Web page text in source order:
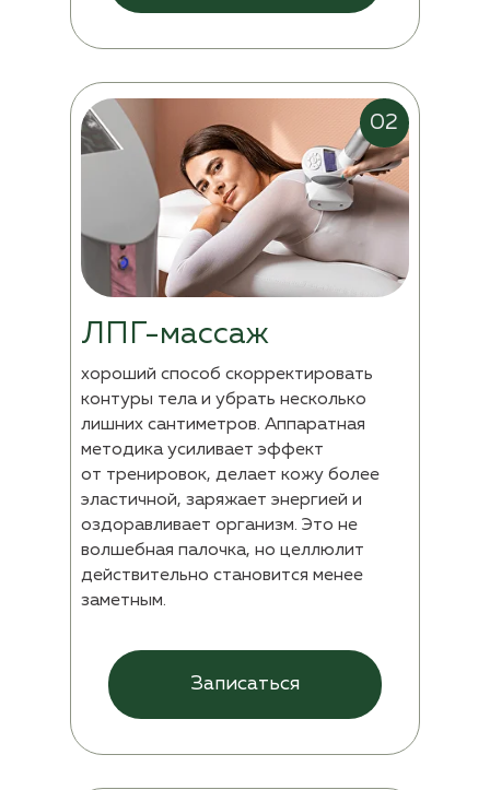
Записаться
ЛПГ-массаж
хороший способ скорректировать
контуры тела и убрать несколько
лишних сантиметров. Аппаратная
методика усиливает эффект
от тренировок, делает кожу более
эластичной, заряжает энергией и
оздоравливает организм. Это не
волшебная палочка, но целлюлит
действительно становится менее
заметным.
02